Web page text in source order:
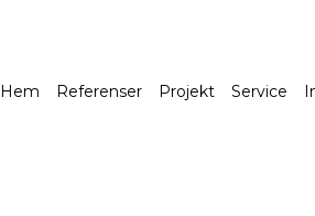
Hem Referenser Projekt Service